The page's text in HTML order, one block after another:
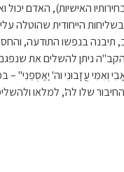
האישיות), האדם
הייחודית שהוטלה
בנפשו התודעה,
ניתן להשלים את שנפגם
וְאִמִּי עֲזָבוּנִי וה' יַאַסְפֵנִי" –
שלו לה', למלאו